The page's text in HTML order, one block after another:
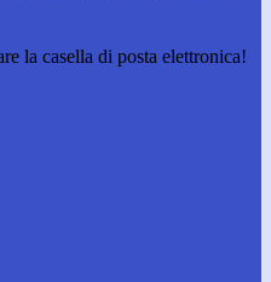
la casella di posta elettronica!